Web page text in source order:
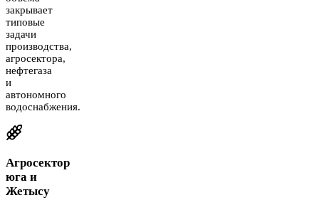
закрывает
типовые
задачи
производства,
агросектора,
нефтегаза
и
автономного
водоснабжения.
Агросектор
юга и
Жетысу